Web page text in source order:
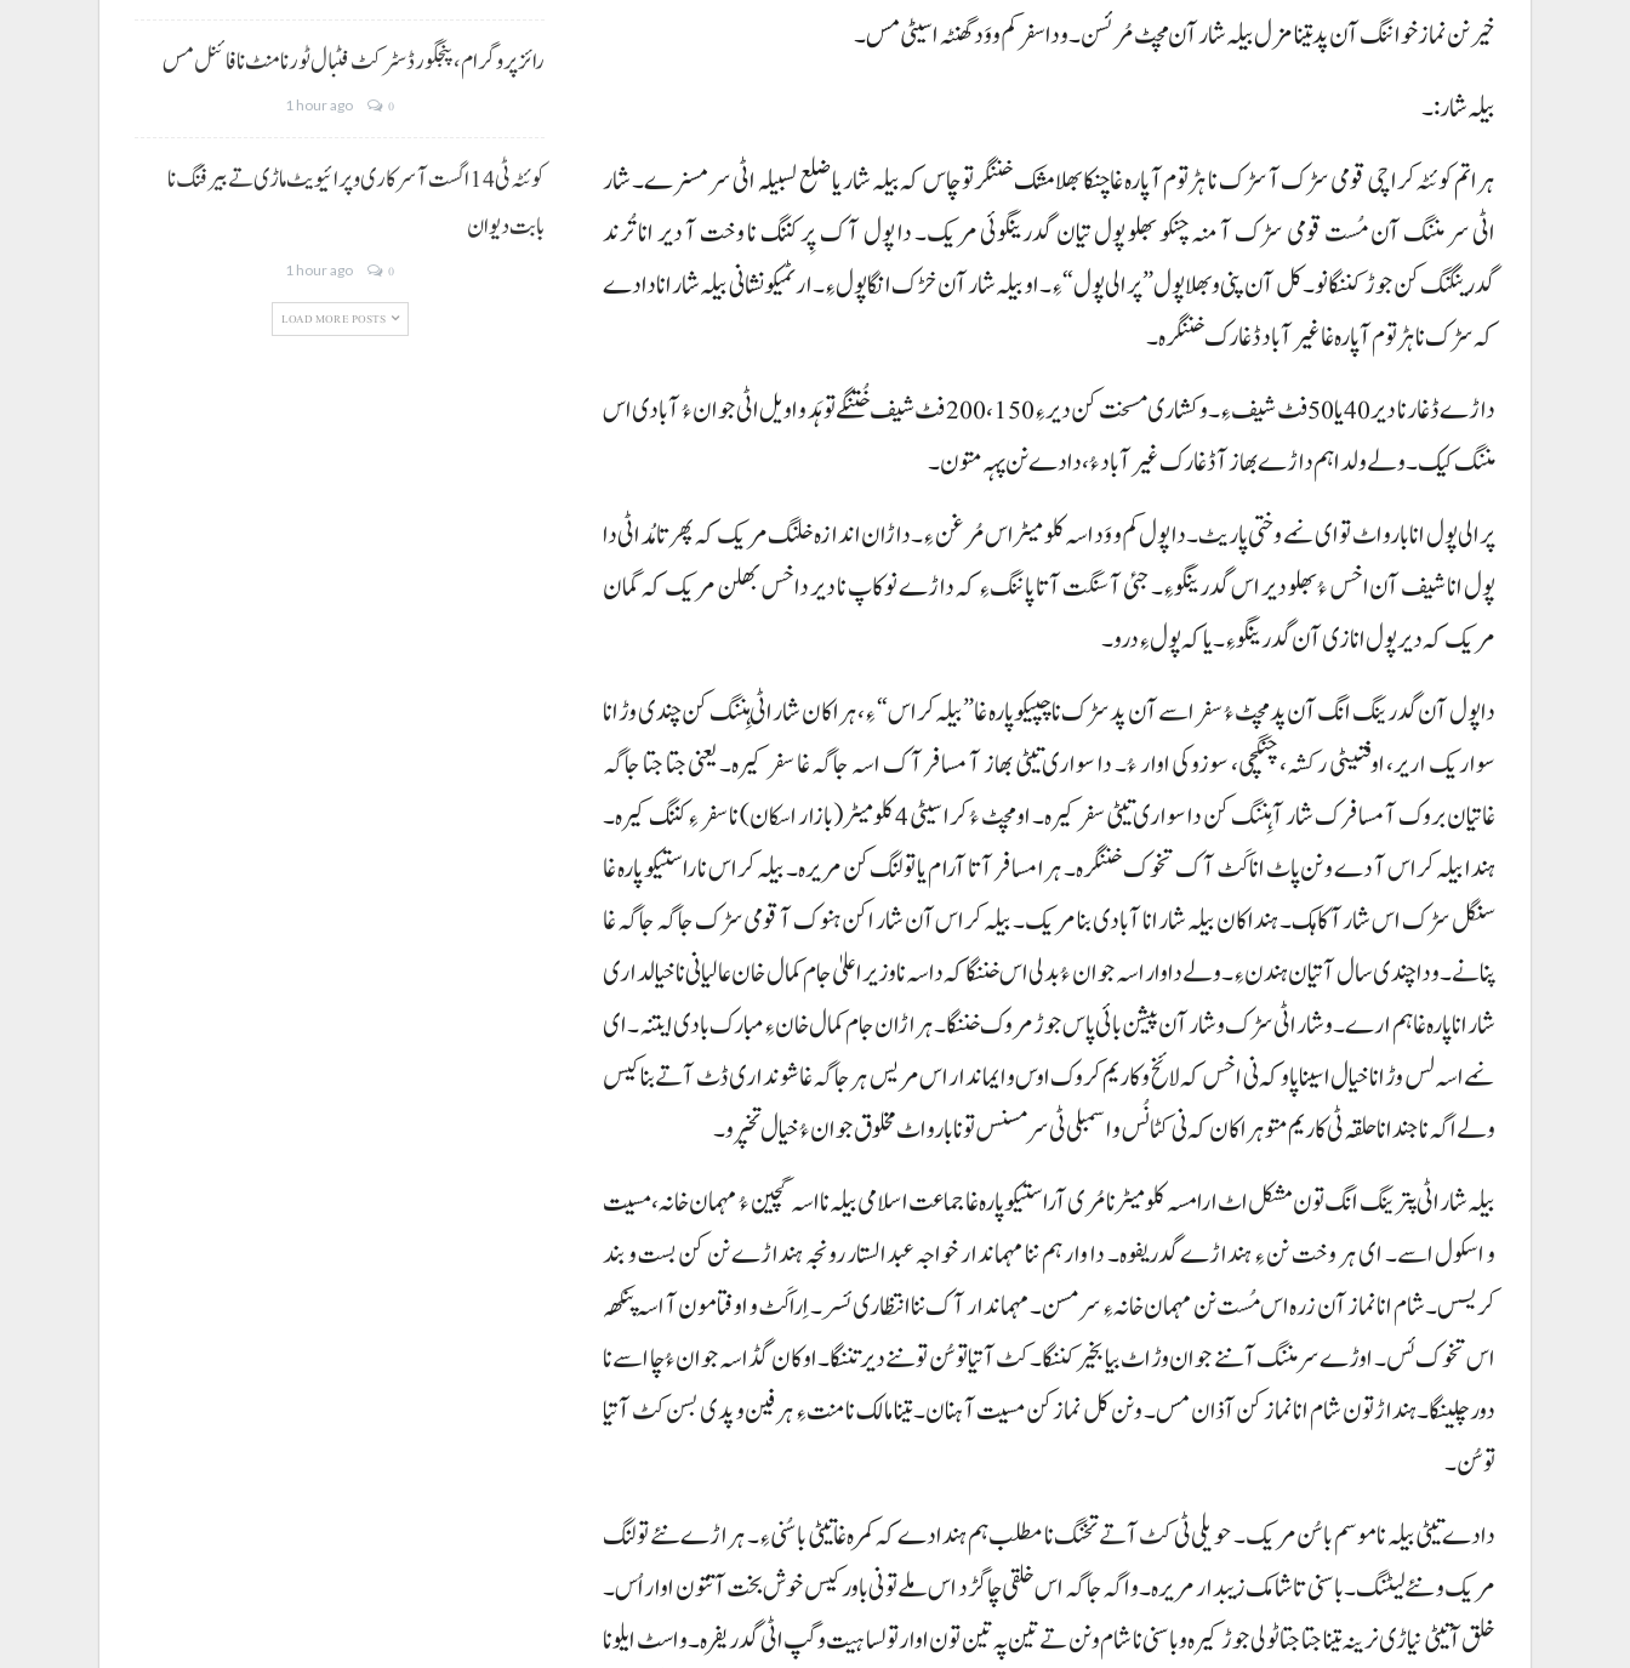
خیر نن نماز خواننگ آن پد تینا مزل بیلہ شار آن مچٹ مُر ئسن۔ و دا سفر کم و وَد گھنٹہ اسیٹی مس۔
بیلہ شار:۔
ہراتم کوئٹہ کراچی قومی سڑک آ سڑک نا ہڑتوم آ پارہ غا چنکا بھلامشک خننگر تو چاس کہ بیلہ شار یا ضلع لسبیلہ اٹی سر مسنرے۔ شار
اٹی سر مننگ آن مُست قومی سڑک آ منہ چنکو بھلو پول تیان گدرینگوئی مریک۔ دا پول آک پِر کننگ نا وخت آ دیر انا تُرند
گدرینگنگ کن جوڑ کننگانو۔ کل آن پنی و بھلا پول ”پرالی پول“ ءِ۔ او بیلہ شار آن خڑک انگا پول ءِ۔ ارٹمیکو نشانی بیلہ شار انا دادے
کہ سڑک نا ہڑتوم آ پارہ غا غیر آباد ڈغارک خننگرہ۔
داڑے ڈغار نا دیر 40 یا 50 فٹ شیف ءِ۔ و کشاری مسخت کن دیر ءِ 150، 200 فٹ شیف خُتنگے تو ہَد و اویل اٹی جوان ءُ آبادی اس
مننگ کیک۔ ولے ولدا ہم داڑے بھاز آ ڈغارک غیر آباد ءُ، دادے نن پہہ متون۔
پرالی پول انا بارو اٹ تو ای نمے وختی پاریٹ۔ دا پول کم و وَد اسہ کلو میٹر اس مُرغن ءِ۔ داڑان اندازہ خلنگ مریک کہ پھر تا مُد اٹی دا
پول انا شیف آن اخس ءُ بھلو دیر اس گدرینگو ءِ۔ جئی آ سنگت آتا پاننگ ءِ کہ داڑے نوکاپ نا دیر داخس بھلن مریک کہ گمان
مریک کہ دیر پول انا زی آن گدرینگو ءِ۔ یا کہ پول ءِ درو۔
دا پول آن گدرینگ انگ آن پد مچٹ ءُ سفر اسے آن پد سڑک نا چپیکو پارہ غا ”بیلہ کراس“ ءِ، ہراکان شار اٹی ہِننگ کن چندی وڑ انا
سواریک اریر، اوفتیٹی رکشہ، چنگچی، سوزوکی اوار ءُ۔ دا سواری تیٹی بھاز آ مسافر آک اسہ جاگہ غا سفر کیرہ۔ یعنی جتا جتا جاگہ
غاتیان بروک آ مسافرک شار آ ہِننگ کن دا سواری تیٹی سفر کیرہ۔ او مچٹ ءُ کرا سیٹی 4 کلومیٹر (بازار اسکان) نا سفر ءِ کننگ کیرہ۔
ہندا بیلہ کراس آ دے و نن پاٹ انا کَٹ آک تخوک خننگرہ۔ ہرا مسافر آتا آرام یا تولنگ کن مریرہ۔ بیلہ کراس نا راستیکو پارہ غا
سنگل سڑک اس شار آ کاہک۔ ہنداکان بیلہ شار انا آبادی بنا مریک۔ بیلہ کراس آن شار اکن ہنوک آ قومی سڑک جاگہ جاگہ غا
پنانے۔ و دا چندی سال آتیان ہندن ءِ۔ ولے دا وا ر اسہ جوان ءُ بدلی اس خننگا کہ داسہ نا وزیراعلیٰ جام کمال خان عالیانی نا خیالداری
شار انا پارہ غا ہم ارے۔ و شار اٹی سڑک و شار آن پیشن بائی پاس جوڑ مروک خننگا۔ ہراڑان جام کمال خان ءِ مبارک بادی ایتنہ۔ ای
نمے اسہ لس وڑ انا خیال اسینا پاوکہ نی اخس کہ لائخ و کاریم کروک اوس و ایماندار اس مریس ہر جاگہ غا شونداری ڈٹ آتے بنا کیس
ولے اگہ نا جند انا حلقہ ٹی کاریم متو ہراکان کہ نی کٹانُس و اسمبلی ٹی سر مسنس تو نا بارو اٹ مخلوق جوان ءُ خیال تخپرو۔
بیلہ شار اٹی پترینگ انگ تون مشکل اٹ ارا مسہ کلومیٹر نا مُری آراستیکو پارہ غا جماعت اسلامی بیلہ نا اسہ گچین ءُ مہمان خانہ، مسیت
و اسکول اسے۔ ای ہر وخت نن ءِ ہنداڑے گدریفوہ۔ دا وار ہم ننا مہماندار خواجہ عبدالستار رونجہ ہنداڑے نن کن بست و بند
کریسس۔ شام انا نماز آن زرہ اس مُست نن مہمان خانہ ءِ سر مسن۔ مہماندار آک ننا انتظاری ئسر۔ اِرا کَٹ و اوفتا مون آ اسہ پنکھہ
اس تخوک ئس۔ اوڑے سر مننگ آ ننے جوان وڑ اٹ بیا بخیر کننگا۔ کٹ آتیا توسُن تو ننے دیر تننگا۔ اوکان گڈ اسہ جوان ءُ چا اسے نا
دور چلینگا۔ ہنداڑتون شام انا نماز کن آذان مس۔ و نن کل نماز کن مسیت آ ہنان۔ تینا مالک نا منت ءِ ہرفین و پدی بسن کٹ آتیا
توسُن۔
دادے تیٹی بیلہ نا موسم باسُن مریک۔ حویلی ٹی کٹ آتے تخنگ نا مطلب ہم ہندادے کہ کمرہ غاتیٹی باسُنی ءِ۔ ہراڑے نئے تولنگ
مریک و نئے لیٹنگ۔ باسنی تا شامک زیبدار مریرہ۔ و اگہ جاگہ اس خلقی چاگڑد اس ملے تو نی باور کیس خوش بخت آتتون اوار اُس۔
خلق آتیٹی نیاڑی نرینہ تینا جتا جتا ٹولی جوڑ کیرہ و باسنی نا شام و نن تے تین پہ تین تون اوار تولسا ہیت و گپ اٹی گدریفرہ۔ و اسٹ ایلو نا
رائز پروگرام، پنجگور ڈسٹرکٹ فٹبال ٹورنامنٹ نا فائنل مس
1 hour ago 0
کوئٹہ ٹی 14 اگست آ سرکاری و پرائیویٹ ماڑی تے بیرفنگ نا
بابت دیوان
1 hour ago 0
LOAD MORE POSTS